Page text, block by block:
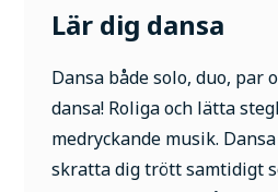
Lär dig dansa
Dansa både solo, duo, par
dansa! Roliga och lätta
medryckande musik.
skratta dig trött samtidigt